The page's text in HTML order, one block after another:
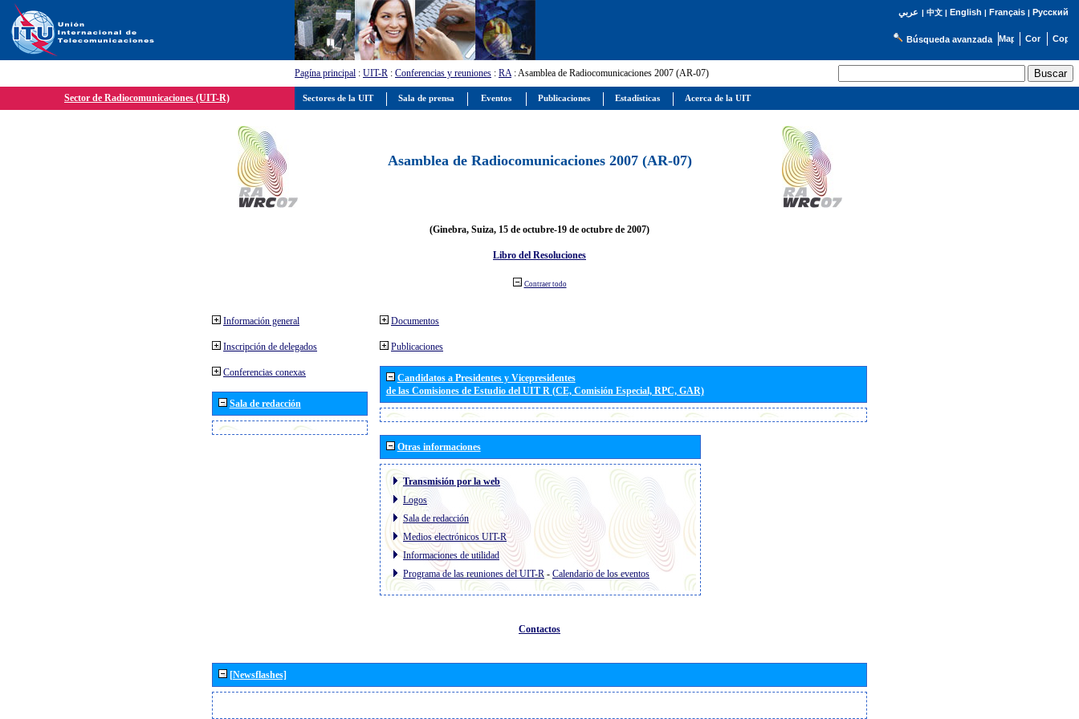
عربي | 中文| English | Français| Русский
Búsqueda avanzada
Pagína principal : UIT-R : Conferencias y reuniones : RA: Asamblea de Radiocomunicaciones 2007 (AR-07)
Sector de Radiocomunicaciones (UIT-R)
Asamblea de Radiocomunicaciones 2007 (AR-07)
(Ginebra, Suiza, 15 de octubre-19 de octubre de 2007)
Libro del Resoluciones
Contraer todo
Información general
Inscripción de delegados
Conferencias conexas
Sala de redacción
Documentos
Publicaciones
Candidatos a Presidentes y Vicepresidentes
de las Comisiones de Estudio del UIT R (CE, Comisión Especial, RPC, GAR)
Otras informaciones
Transmisión por la web
Logos
Sala de redacción
Medios electrónicos UIT-R
Informaciones de utilidad
Programa de las reuniones del UIT-R- Calendario de los eventos
Contactos
[Newsflashes]
Sectores de la UIT Sala de prensa Eventos Publicaciones Estadísticas Acerca de la UIT